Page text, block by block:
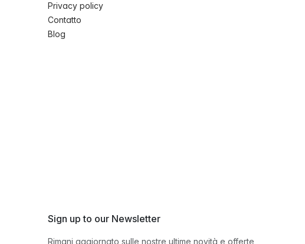
Privacy policy
Contatto
Blog
Sign up to our Newsletter
Rimani aggiornato sulle nostre ultime novità e offerte